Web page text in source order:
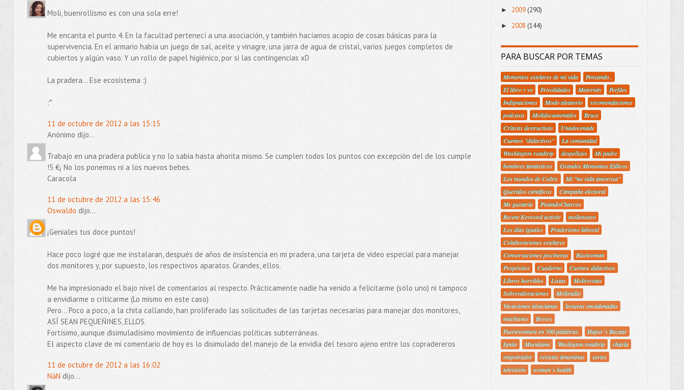
Moli, buenrollismo es con una sola erre!
Me encanta el punto 4. En la facultad pertenecí a una asociación, y también hacíamos acopio de cosas básicas para la
supervivencia. En el armario había un juego de sal, aceite y vinagre, una jarra de agua de cristal, varios juegos completos de
cubiertos y algún vaso. Y un rollo de papel higiénico, por si las contingencias xD
La pradera... Ese ecosistema :)
:*
11 de octubre de 2012 a las 15:15
Anónimo dijo...
Trabajo en una pradera publica y no lo sabia hasta ahorita mismo. Se cumplen todos los puntos con excepción del de los cumple
!5 €¡ No los ponemos ni a los nuevos bebes.
Caracola
11 de octubre de 2012 a las 15:46
Oswaldo dijo...
¡Geniales tus doce puntos!
Hace poco logré que me instalaran, después de años de insistencia en mi pradera, una tarjeta de video especial para manejar
dos monitores y, por supuesto, los respectivos aparatos. Grandes, ellos.
Me ha impresionado el bajo nivel de comentarios al respecto. Prácticamente nadie ha venido a felicitarme (sólo uno) ni tampoco
a envidiarme o criticarme (Lo mismo en este caso)
Pero... Poco a poco, a la chita callando, han proliferado las solicitudes de las tarjetas necesarias para manejar dos monitores,
ASÍ SEAN PEQUEÑINES, ELLOS.
Fortísimo, aunque disimuladísimo movimiento de influencias políticas subterráneas.
El aspecto clave de mi comentario de hoy es lo disimulado del manejo de la envidia del tesoro ajeno entre los copradereros
11 de octubre de 2012 a las 16:02
NáN dijo...
► 2009(290)
► 2008 (144)
PARA BUSCAR POR TEMAS
Momentos estelares de mi vida
Pensando..
El libro y yo
Frivolidades Maternity
Perfiles
Indignaciones
Modo aleatorio
recomendaciones
podcasts
Molidocumentales
Bruce
Criticas destructivas
Unadocenade
Cuentos "didactivos"
La comunidad
Washington roadtrip
despellejes
Mi padre
hombres fantásticos
Grandes Momentos Etílicos
Los mundos de Cedric
Mi "no vida amorosa"
Queridos científicos
Campaña electoral
Me gustaría
PisandoCharcos
Recent Keyword activity
moliensayo
Los días iguales
Praderismo laboral
Colaboraciones estelares
Conversaciones piscineras
Rústicoman
Propósitos
Cuaderno
Cuentos didactivos
Libros horribles
Listas
Molirecetas
Sobrevaloraciones
Moliradio
Vacaciones alsacianas
lecturas encadenadas
machismo
Breves
Fuerteventura en 500 palabras.
Haper´s Bazaar
Ignite
Murakami Washigton roadtrip
charla
empotrador
revistas femeninas
series
televisión
women´s health